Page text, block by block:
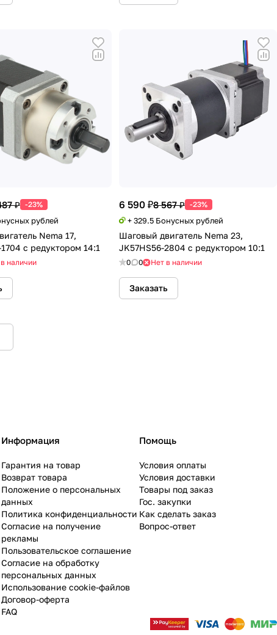
₽ -23%
рублей
Nema 17,
с редуктором 14:1
наличии
6 590 ₽8 567 ₽ -23%
+ 329.5 Бонусных рублей
Шаговый двигатель Nema 23,
JK57HS56-2804 с редуктором 10:1
0 0 Нет в наличии
Заказать
Информация
Гарантия на товар
Возврат товара
Положение о персональных
данных
Политика конфиденциальности
Согласие на получение
рекламы
Пользовательское соглашение
Согласие на обработку
персональных данных
Использование cookie-файлов
Договор-оферта
FAQ
Помощь
Условия оплаты
Условия доставки
Товары под заказ
Гос. закупки
Как сделать заказ
Вопрос-ответ